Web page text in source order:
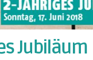
Jubiläum